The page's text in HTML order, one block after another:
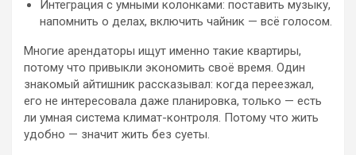
Интеграция с умными колонками: поставить музыку,
напомнить о делах, включить чайник — всё голосом.
Многие арендаторы ищут именно такие квартиры,
потому что привыкли экономить своё время. Один
знакомый айтишник рассказывал: когда переезжал,
его не интересовала даже планировка, только — есть
ли умная система климат-контроля. Потому что жить
удобно — значит жить без суеты.